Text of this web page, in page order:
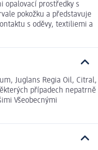
opalovací prostředky s
pokožku a představuje
s oděvy, textiliemi a
Juglans Regia Oil, Citral,
případech nepatrně
Všeobecnými